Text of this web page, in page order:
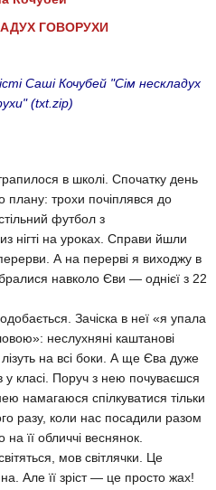
ГОВОРУХИ
Саші Кочубей "Сім нескладух
(txt.zip)
в школі. Спочатку день
плану: трохи почіплявся до
футбол з
нігті на уроках. Справи йшли
А на перерві я виходжу в
навколо Єви — однієї з 22
Зачіска в неї «я упала
неслухняні каштанові
лізуть на всі боки. А ще Єва дуже
у класі. Поруч з нею почуваєшся
намагаюся спілкуватися тільки
разу, коли нас посадили разом
її обличчі веснянок.
мов світлячки. Це
Але її зріст — це просто жах!